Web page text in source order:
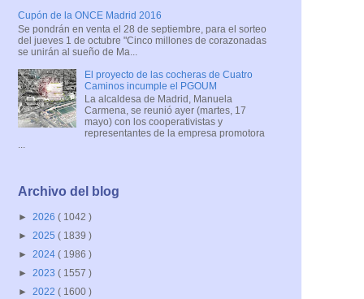
Cupón de la ONCE Madrid 2016
Se pondrán en venta el 28 de septiembre, para el sorteo
del jueves 1 de octubre "Cinco millones de corazonadas
se unirán al sueño de Ma...
El proyecto de las cocheras de Cuatro
Caminos incumple el PGOUM
La alcaldesa de Madrid, Manuela
Carmena, se reunió ayer (martes, 17
mayo) con los cooperativistas y
representantes de la empresa promotora
...
Archivo del blog
► 2026 ( 1042 )
► 2025 ( 1839 )
► 2024 ( 1986 )
► 2023 ( 1557 )
► 2022 ( 1600 )